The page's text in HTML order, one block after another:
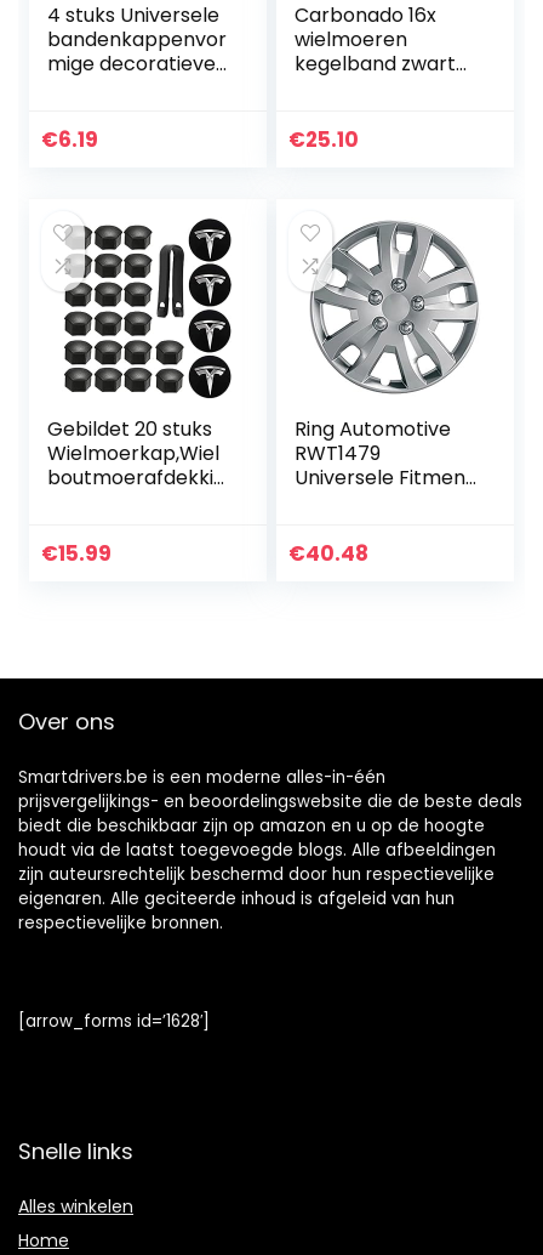
4 stuks Universele
bandenkappenvor
mige decoratieve
banden
€6.19
Carbonado 16x
wielmoeren
kegelband zwart
Volvo Ford
€25.10
Gebildet 20 stuks
Wielmoerkap,Wiel
boutmoerafdekkin
Wielmoerafdekkin
€15.99
Ring Automotive
RWT1479
Universele Fitment
€40.48
Over ons
Smartdrivers.be is een moderne alles-in-één
prijsvergelijkings- en beoordelingswebsite die de beste deals
biedt die beschikbaar zijn op amazon en u op de hoogte
houdt via de laatst toegevoegde blogs. Alle afbeeldingen
zijn auteursrechtelijk beschermd door hun respectievelijke
eigenaren. Alle geciteerde inhoud is afgeleid van hun
respectievelijke bronnen.
[arrow_forms id=’1628′]
Snelle links
Alles winkelen
Home